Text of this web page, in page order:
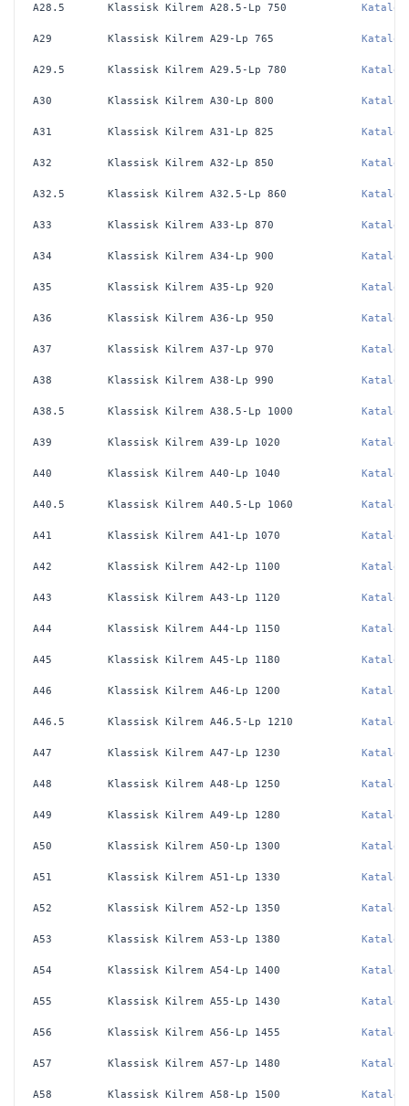
A28.5 Klassisk Kilrem A28.5-Lp 750 Katalog
A29 Klassisk Kilrem A29-Lp 765 Katalog
A29.5 Klassisk Kilrem A29.5-Lp 780 Katalog
A30 Klassisk Kilrem A30-Lp 800 Katalog
A31 Klassisk Kilrem A31-Lp 825 Katalog
A32 Klassisk Kilrem A32-Lp 850 Katalog
A32.5 Klassisk Kilrem A32.5-Lp 860 Katalog
A33 Klassisk Kilrem A33-Lp 870 Katalog
A34 Klassisk Kilrem A34-Lp 900 Katalog
A35 Klassisk Kilrem A35-Lp 920 Katalog
A36 Klassisk Kilrem A36-Lp 950 Katalog
A37 Klassisk Kilrem A37-Lp 970 Katalog
A38 Klassisk Kilrem A38-Lp 990 Katalog
A38.5 Klassisk Kilrem A38.5-Lp 1000 Katalog
A39 Klassisk Kilrem A39-Lp 1020 Katalog
A40 Klassisk Kilrem A40-Lp 1040 Katalog
A40.5 Klassisk Kilrem A40.5-Lp 1060 Katalog
A41 Klassisk Kilrem A41-Lp 1070 Katalog
A42 Klassisk Kilrem A42-Lp 1100 Katalog
A43 Klassisk Kilrem A43-Lp 1120 Katalog
A44 Klassisk Kilrem A44-Lp 1150 Katalog
A45 Klassisk Kilrem A45-Lp 1180 Katalog
A46 Klassisk Kilrem A46-Lp 1200 Katalog
A46.5 Klassisk Kilrem A46.5-Lp 1210 Katalog
A47 Klassisk Kilrem A47-Lp 1230 Katalog
A48 Klassisk Kilrem A48-Lp 1250 Katalog
A49 Klassisk Kilrem A49-Lp 1280 Katalog
A50 Klassisk Kilrem A50-Lp 1300 Katalog
A51 Klassisk Kilrem A51-Lp 1330 Katalog
A52 Klassisk Kilrem A52-Lp 1350 Katalog
A53 Klassisk Kilrem A53-Lp 1380 Katalog
A54 Klassisk Kilrem A54-Lp 1400 Katalog
A55 Klassisk Kilrem A55-Lp 1430 Katalog
A56 Klassisk Kilrem A56-Lp 1455 Katalog
A57 Klassisk Kilrem A57-Lp 1480 Katalog
A58 Klassisk Kilrem A58-Lp 1500 Katalog